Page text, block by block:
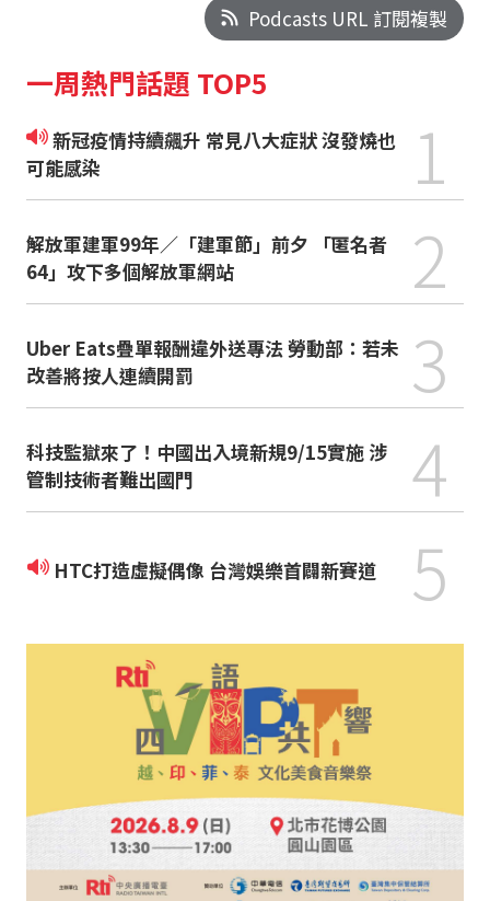
Podcasts URL 訂閱複製
一周熱門話題 TOP5
新冠疫情持續飆升 常見八大症狀 沒發燒也
可能感染
1
解放軍建軍99年／「建軍節」前夕 「匿名者
64」攻下多個解放軍網站
2
Uber Eats疊單報酬違外送專法 勞動部：若未
改善將按人連續開罰
3
科技監獄來了！中國出入境新規9/15實施 涉
管制技術者難出國門
4
HTC打造虛擬偶像 台灣娛樂首闢新賽道 5